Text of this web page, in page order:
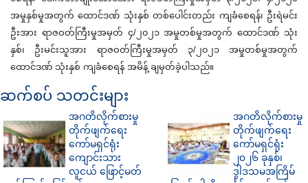
အမှုနှစ်မှုအတွက် ထောင်ဒဏ် သုံးနှစ် တစ်ပေါင်းတည်း ကျခံစေရန်၊ ဦးရဲမင်း
ဦးအား ရာဇဝတ်ကြီးမှုအမှတ် ၄/၂၀၂၁ အမှုတစ်မှုအတွက် ထောင်ဒဏ် သုံး
နှစ်၊ ဦးမင်းသူအား ရာဇဝတ်ကြီးမှုအမှတ် ၃/၂၀၂၁ အမှုတစ်မှုအတွက်
ထောင်ဒဏ် သုံးနှစ် ကျခံစေရန် အမိန့် ချမှတ်ခဲ့ပါသည်။
ဆက်စပ် သတင်းများ
အဂတိလိုက်စားမှု
တိုက်ဖျက်ရေး
ကော်မရှင်ရုံး
ကျောင်းသား
လူငယ် ဖြောင့်မတ်
အဂတိလိုက်စားမှု
တိုက်ဖျက်ရေး
ကော်မရှင်ရုံး
၂၀၂၆ ခုနှစ်၊
ဒွါဒသမအကြိမ်